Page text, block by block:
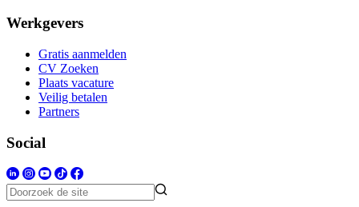
Werkgevers
Gratis aanmelden
CV Zoeken
Plaats vacature
Veilig betalen
Partners
Social